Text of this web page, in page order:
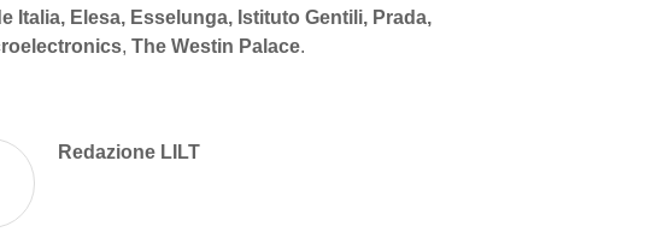
Italia, Elesa, Esselunga, Istituto Gentili, Prada,
, The Westin Palace.
Redazione LILT